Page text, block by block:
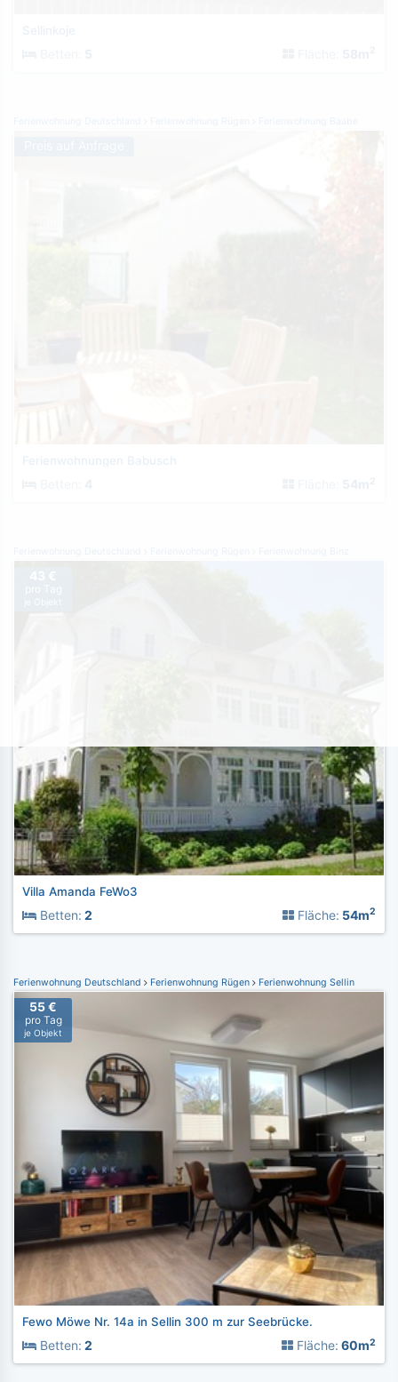
Villa Amanda FeWo3
Betten: 2 Fläche: 54m2
Ferienwohnung Deutschland Ferienwohnung Rügen Ferienwohnung Sellin
55 €
pro Tag
je Objekt
Fewo Möwe Nr. 14a in Sellin 300 m zur Seebrücke.
Betten: 2 Fläche: 60m2